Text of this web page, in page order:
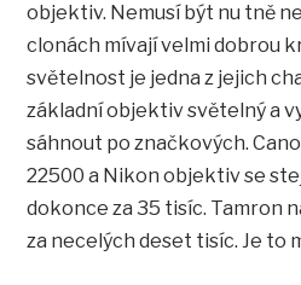
objektiv. Nemusí být nu tně
clonách mívají velmi dobrou
světelnost je jedna z jejich
základní objektiv světelný a
sáhnout po značkových.
22500 a Nikon objektiv se
dokonce za 35 tisíc. Tamron
za necelých deset tisíc. Je to